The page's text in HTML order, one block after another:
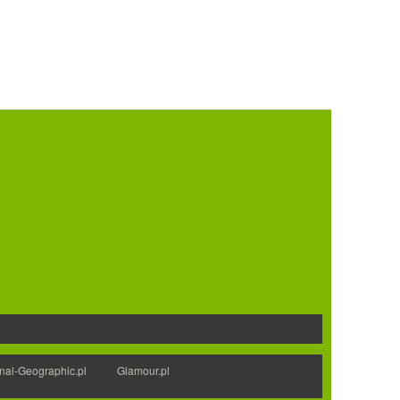
Geographic.pl Glamour.pl